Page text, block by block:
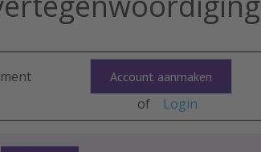
Account aanmaken
of Login